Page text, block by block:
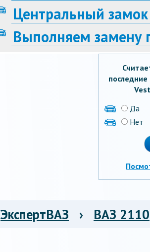
Центральный
Выполняем
Да
Нет
ЭкспертВАЗ › ВАЗ 2110